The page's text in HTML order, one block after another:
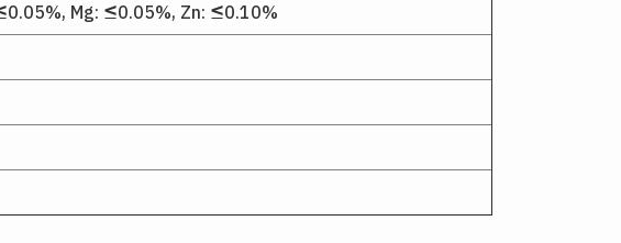
Mg: ≤0.05%, Zn: ≤0.10%